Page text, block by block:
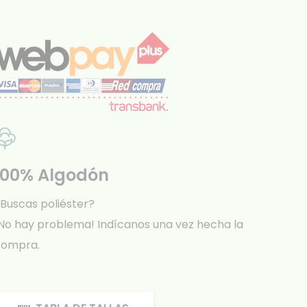
Algodón
poliéster?
hay problema! Indícanos una vez hecha la